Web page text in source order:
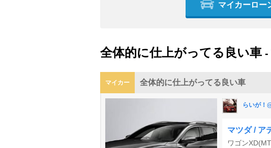
マイカーロー
全体的に仕上がってる良い車 -
マイカー 全体的に仕上がってる良い車
らいが！
マツダ / ア
ワゴン